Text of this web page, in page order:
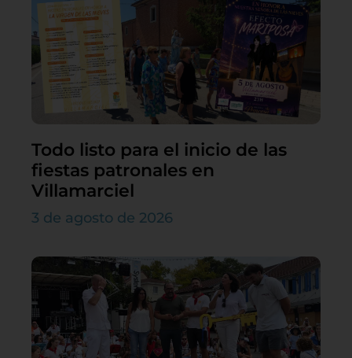
Todo listo para el inicio de las
fiestas patronales en
Villamarciel
3 de agosto de 2026